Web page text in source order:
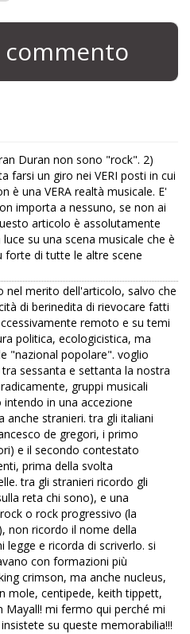
commento
Duran non sono "rock". 2)
farsi un giro nei VERI posti in cui
è una VERA realtà musicale. E'
importa a nessuno, se non ai
articolo è assolutamente
su una scena musicale che è
forte di tutte le altre scene
merito dell'articolo, salvo che
di berinedita di rievocare fatti
remoto e su temi
politica, ecologicistica, ma
"nazional popolare". voglio
sessanta e settanta la nostra
gruppi musicali
in una accezione
stranieri. tra gli italiani
de gregori, i primo
e il secondo contestato
prima della svolta
tra gli stranieri ricordo gli
reta chi sono), e una
o rock progressivo (la
non ricordo il nome della
legge e ricorda di scriverlo. si
con formazioni più
crimson, ma anche nucleus,
mole, centipede, keith tippett,
Mayall! mi fermo qui perché mi
su queste memorabilia!!!